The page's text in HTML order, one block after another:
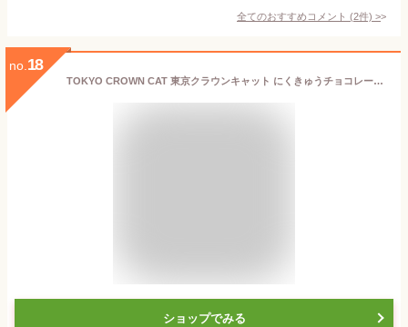
全てのおすすめコメント (2件) >
no. 18
TOKYO CROWN CAT 東京クラウンキャット にくきゅうチョコレート バレンタイン バレンタインデー お返し 2026 プレゼント チョコレート 東京土産 猫 お土産 スイーツ ギフト 猫 透明ケース付 【ミルクチョコ・ホワイトチョコ】
ショップでみる